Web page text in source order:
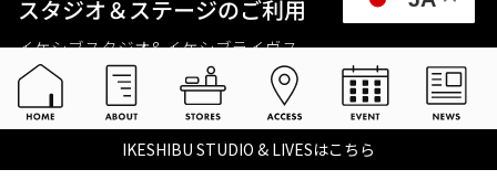
IKESHIBU STUDIO & LIVESはこちら
スタジオ＆ステージのご利⽤
イケシブスタジオ& イケシブライヴス
お買いものをする
池部楽器店 総合ECサイト
池部楽器店 店舗一覧